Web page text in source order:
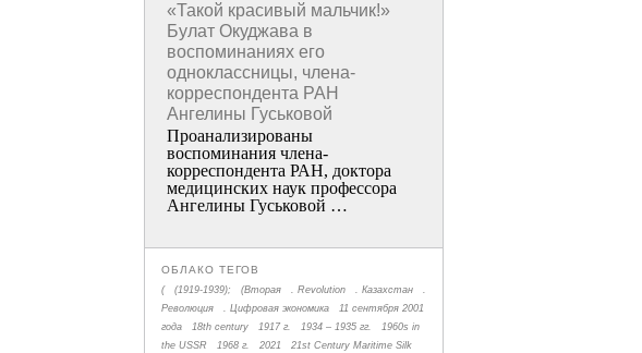
«Такой красивый мальчик!»
Булат Окуджава в
воспоминаниях его
одноклассницы, члена-
корреспондента РАН
Ангелины Гуськовой
Проанализированы
воспоминания члена­
корреспондента РАН, доктора
медицинских наук профессора
Ангелины Гуськовой …
ОБЛАКО ТЕГОВ
( (1919-1939); (Вторая . Revolution . Казахстан
.
Революция
. Цифровая экономика
11 сентября 2001
года
18th century 1917 г. 1934 – 1935 гг.
1960s in
the USSR
1968 г. 2021
21st Century Maritime Silk